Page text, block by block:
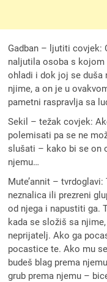
Gadban – ljutiti covjek:
naljutila osoba s kojom
ohladi i dok joj se duša
njime, a on je u
pametni raspravlja sa
Sekil – težak covjek:
polemisati pa se ne
slušati – kako bi se on
njemu…
Mute’annit –
neznalica ili prezreni
od njega i napustiti ga.
kada se složiš sa
neprijatelj. Ako ga
pocastice te. Ako mu
budeš blag prema
grub prema njemu –